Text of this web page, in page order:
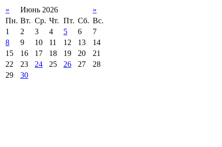
« Июнь 2026
»
Пн. Вт. Ср. Чт. Пт. Сб. Вс.
1
2 3 4 5 6
7
8
9 10 11 12 13
14
15
16 17 18 19 20
21
22
23 24 25 26 27
28
29
30